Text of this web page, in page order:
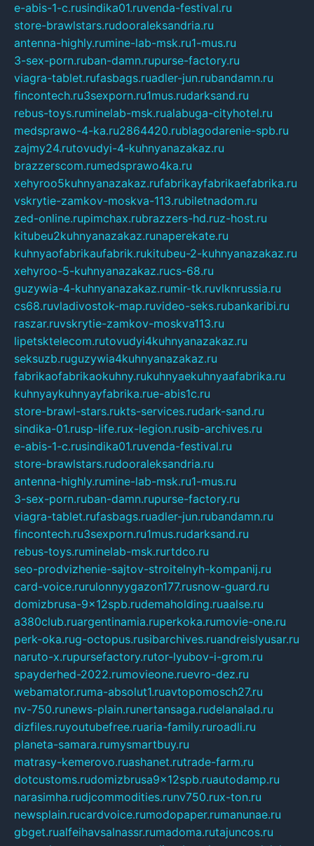
e-abis-1-c.rusindika01.ruvenda-festival.ru
store-brawlstars.rudooraleksandria.ru
antenna-highly.rumine-lab-msk.ru1-mus.ru
3-sex-porn.ruban-damn.rupurse-factory.ru
viagra-tablet.rufasbags.ruadler-jun.rubandamn.ru
fincontech.ru3sexporn.ru1mus.rudarksand.ru
rebus-toys.ruminelab-msk.rualabuga-cityhotel.ru
medsprawo-4-ka.ru2864420.rublagodarenie-spb.ru
zajmy24.rutovudyi-4-kuhnyanazakaz.ru
brazzerscom.rumedsprawo4ka.ru
xehyroo5kuhnyanazakaz.rufabrikayfabrikaefabrika.ru
vskrytie-zamkov-moskva-113.rubiletnadom.ru
zed-online.rupimchax.rubrazzers-hd.ruz-host.ru
kitubeu2kuhnyanazakaz.runaperekate.ru
kuhnyaofabrikaufabrik.rukitubeu-2-kuhnyanazakaz.ru
xehyroo-5-kuhnyanazakaz.rucs-68.ru
guzywia-4-kuhnyanazakaz.rumir-tk.ruvlknrussia.ru
cs68.ruvladivostok-map.ruvideo-seks.rubankaribi.ru
raszar.ruvskrytie-zamkov-moskva113.ru
lipetsktelecom.rutovudyi4kuhnyanazakaz.ru
seksuzb.ruguzywia4kuhnyanazakaz.ru
fabrikaofabrikaokuhny.rukuhnyaekuhnyaafabrika.ru
kuhnyaykuhnyayfabrika.rue-abis1c.ru
store-brawl-stars.rukts-services.rudark-sand.ru
sindika-01.rusp-life.rux-legion.rusib-archives.ru
e-abis-1-c.rusindika01.ruvenda-festival.ru
store-brawlstars.rudooraleksandria.ru
antenna-highly.rumine-lab-msk.ru1-mus.ru
3-sex-porn.ruban-damn.rupurse-factory.ru
viagra-tablet.rufasbags.ruadler-jun.rubandamn.ru
fincontech.ru3sexporn.ru1mus.rudarksand.ru
rebus-toys.ruminelab-msk.rurtdco.ru
seo-prodvizhenie-sajtov-stroitelnyh-kompanij.ru
card-voice.rurulonnyygazon177.rusnow-guard.ru
domizbrusa-9x12spb.rudemaholding.ruaalse.ru
a380club.ruargentinamia.ruperkoka.rumovie-one.ru
perk-oka.rug-octopus.rusibarchives.ruandreislyusar.ru
naruto-x.rupursefactory.rutor-lyubov-i-grom.ru
spayderhed-2022.rumovieone.ruevro-dez.ru
webamator.ruma-absolut1.ruavtopomosch27.ru
nv-750.runews-plain.runertansaga.rudelanalad.ru
dizfiles.ruyoutubefree.ruaria-family.ruroadli.ru
planeta-samara.rumysmartbuy.ru
matrasy-kemerovo.ruashanet.rutrade-farm.ru
dotcustoms.rudomizbrusa9x12spb.ruautodamp.ru
narasimha.rudjcommodities.runv750.rux-ton.ru
newsplain.rucardvoice.rumodopaper.rumanunae.ru
gbget.rualfeihavsalnassr.rumadoma.rutajuncos.ru